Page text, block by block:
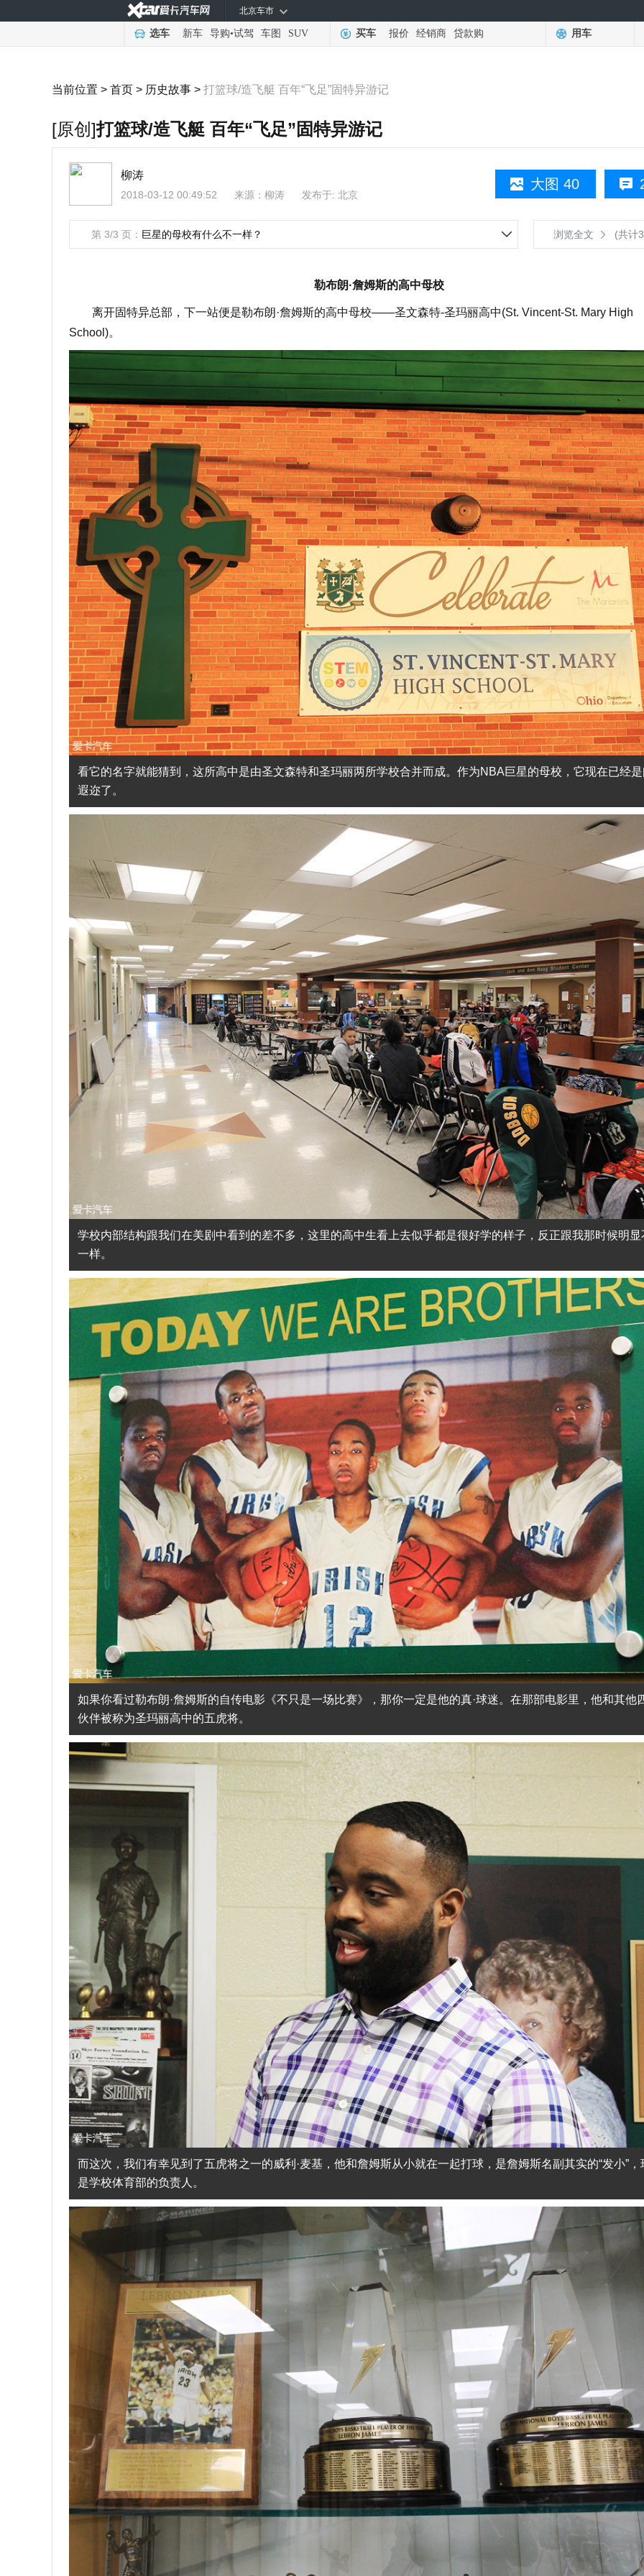
北京车市
选车 新车 导购•试驾 车图 SUV 买车 报价 经销商 贷款购 用车
当前位置 > 首页 > 历史故事 > 打篮球/造飞艇 百年“飞足”固特异游记
[原创]打篮球/造飞艇 百年“飞足”固特异游记
大图 40
柳涛
2018-03-12 00:49:52 来源： 柳涛 发布于: 北京
第 3/3 页： 巨星的母校有什么不一样？ 浏览全文 (共计
勒布朗·詹姆斯的高中母校
离开固特异总部，下一站便是勒布朗·詹姆斯的高中母校——圣文森特-圣玛丽高中(St. Vincent-St. Mary High
School)。
看它的名字就能猜到，这所高中是由圣文森特和圣玛丽两所学校合并而成。作为NBA巨星的母校，它现在已经
遐迩了。
学校内部结构跟我们在美剧中看到的差不多，这里的高中生看上去似乎都是很好学的样子，反正跟我那时候明显
一样。
如果你看过勒布朗·詹姆斯的自传电影《不只是一场比赛》，那你一定是他的真·球迷。在那部电影里，他和其他
伙伴被称为圣玛丽高中的五虎将。
而这次，我们有幸见到了五虎将之一的威利·麦基，他和詹姆斯从小就在一起打球，是詹姆斯名副其实的“发小”，
是学校体育部的负责人。